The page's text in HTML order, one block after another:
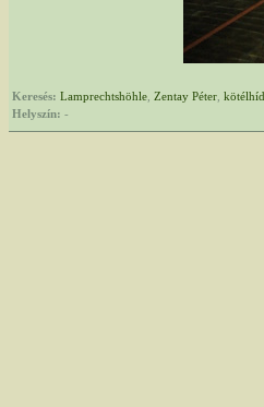
Keresés: Lamprechtshöhle Zentay Péter kötélhíd
Helyszín: -